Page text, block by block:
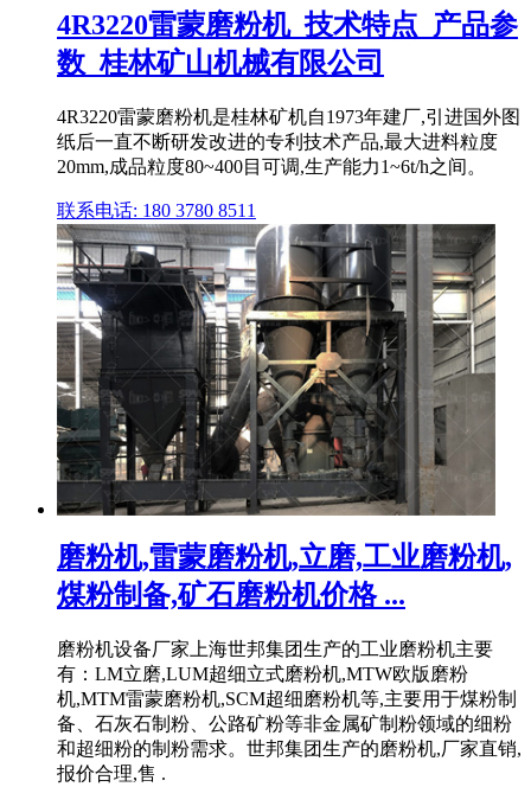
4R3220雷蒙磨粉机_技术特点_产品参
数_桂林矿山机械有限公司
4R3220雷蒙磨粉机是桂林矿机自1973年建厂,引进国外图
纸后一直不断研发改进的专利技术产品,最大进料粒度
20mm,成品粒度80~400目可调,生产能力1~6t/h之间。
联系电话: 180 3780 8511
磨粉机,雷蒙磨粉机,立磨,工业磨粉机,
煤粉制备,矿石磨粉机价格 ...
磨粉机设备厂家上海世邦集团生产的工业磨粉机主要
有：LM立磨,LUM超细立式磨粉机,MTW欧版磨粉
机,MTM雷蒙磨粉机,SCM超细磨粉机等,主要用于煤粉制
备、石灰石制粉、公路矿粉等非金属矿制粉领域的细粉
和超细粉的制粉需求。世邦集团生产的磨粉机,厂家直销,
报价合理,售 .